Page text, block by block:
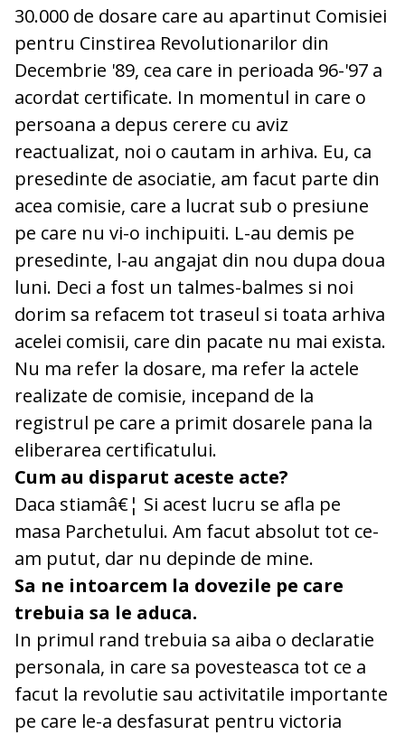
30.000 de dosare care au apartinut Comisiei
pentru Cinstirea Revolutionarilor din
Decembrie '89, cea care in perioada 96-'97 a
acordat certificate. In momentul in care o
persoana a depus cerere cu aviz
reactualizat, noi o cautam in arhiva. Eu, ca
presedinte de asociatie, am facut parte din
acea comisie, care a lucrat sub o presiune
pe care nu vi-o inchipuiti. L-au demis pe
presedinte, l-au angajat din nou dupa doua
luni. Deci a fost un talmes-balmes si noi
dorim sa refacem tot traseul si toata arhiva
acelei comisii, care din pacate nu mai exista.
Nu ma refer la dosare, ma refer la actele
realizate de comisie, incepand de la
registrul pe care a primit dosarele pana la
eliberarea certificatului.
Cum au disparut aceste acte?
Daca stiamâ€¦ Si acest lucru se afla pe
masa Parchetului. Am facut absolut tot ce-
am putut, dar nu depinde de mine.
Sa ne intoarcem la dovezile pe care
trebuia sa le aduca.
In primul rand trebuia sa aiba o declaratie
personala, in care sa povesteasca tot ce a
facut la revolutie sau activitatile importante
pe care le-a desfasurat pentru victoria